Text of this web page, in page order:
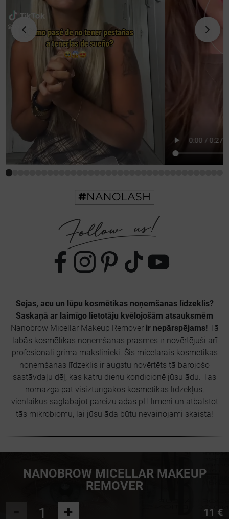
Sejas, acu un lūpu kosmētikas noņemšanas līdzeklis?
Saskaņā ar laimīgo lietotāju kvēlojošām atsauksmēm
Nanobrow Micellar Makeup Removerir nepārspējams!Tā
labās kosmētikas noņemšanas prasmes ir novērtējuši arī
profesionāli grima mākslinieki. Šis micelārais kosmētikas
noņemšanas līdzeklis ir augstu novērtēts tā barojošo
sastāvdaļu dēļ, kas katru dienu kondicionē jūsu ādu. Tas
nomazgā pat visizturīgākos kosmētikas līdzekļus,
vienlaikus saglabājot pareizu ādas pH līmeni un atbalstot
tās mikrobiomu, lai jūsu āda būtu nevainojami skaista!
NANOBROW MICELLAR MAKEUP
REMOVER
+ 11 €